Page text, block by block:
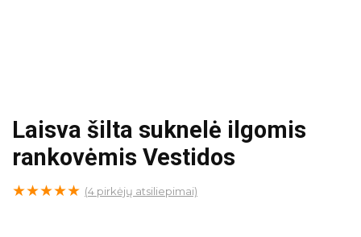
Laisva šilta suknelė ilgomis
rankovėmis Vestidos
★★★★★ (4 pirkėjų atsiliepimai)